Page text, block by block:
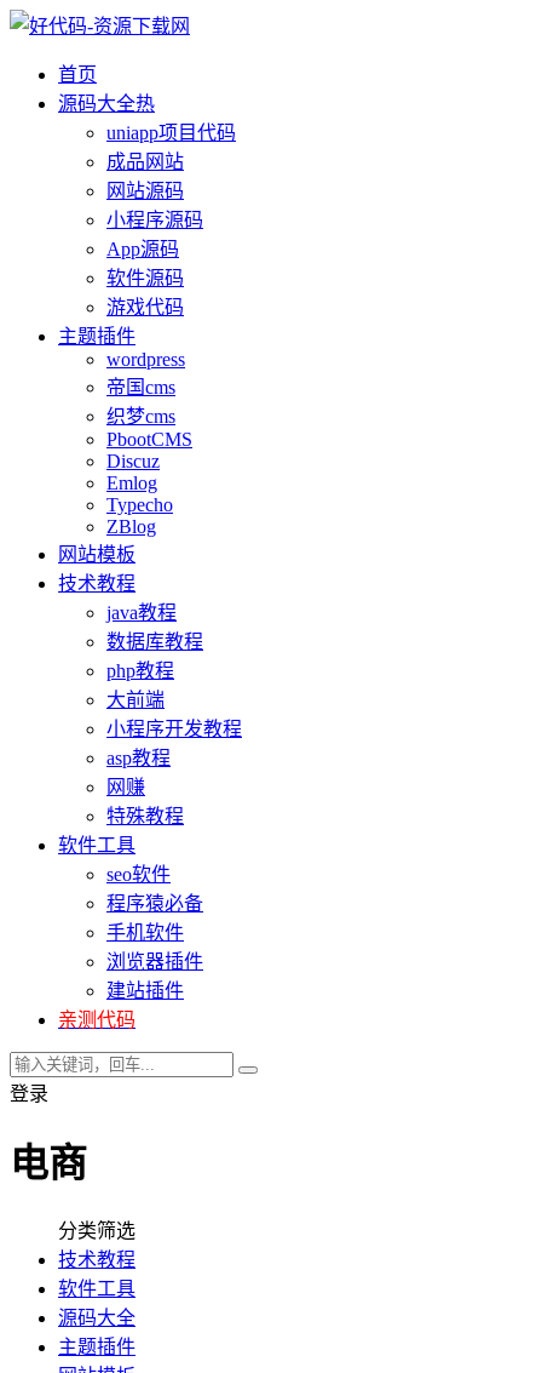
首页
源码大全热
uniapp项目代码
成品网站
网站源码
小程序源码
App源码
软件源码
游戏代码
主题插件
wordpress
帝国cms
织梦cms
PbootCMS
Discuz
Emlog
Typecho
ZBlog
网站模板
技术教程
java教程
数据库教程
php教程
大前端
小程序开发教程
asp教程
网赚
特殊教程
软件工具
seo软件
程序猿必备
手机软件
浏览器插件
建站插件
亲测代码
登录
电商
分类筛选
技术教程
软件工具
源码大全
主题插件